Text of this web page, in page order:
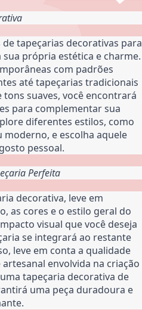
tapeçarias decorativas para
sua própria estética e charme.
com padrões
até tapeçarias tradicionais
tons suaves, você encontrará
para complementar sua
diferentes estilos, como
e escolha aquele
pessoal.
Perfeita
decorativa, leve em
as cores e o estilo geral do
visual que você deseja
se integrará ao restante
leve em conta a qualidade
envolvida na criação
tapeçaria decorativa de
uma peça duradoura e